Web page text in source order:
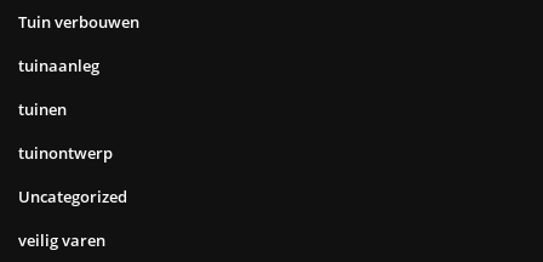
Tuin verbouwen
tuinaanleg
tuinen
tuinontwerp
Uncategorized
veilig varen